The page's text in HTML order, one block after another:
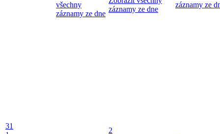
všechny
záznamy ze dne
záznamy ze dne
záznamy ze
31
2